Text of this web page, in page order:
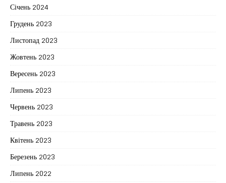
Січень 2024
Грудень 2023
Листопад 2023
Жовтень 2023
Вересень 2023
Липень 2023
Червень 2023
Травень 2023
Квітень 2023
Березень 2023
Липень 2022